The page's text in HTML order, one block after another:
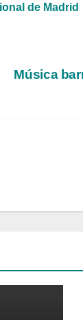
de Madrid
Música